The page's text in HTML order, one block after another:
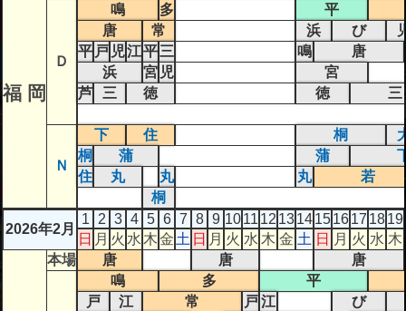
福 岡
Ｄ
鳴 多
平
唐
常 浜 び
平 戸 児江平三 鳴
唐
浜
宮 児
宮
芦
三 徳 徳 三
Ｎ
下 住 桐
桐
蒲 蒲
住
丸 丸 丸
若
桐
2026年2月
1 2 3 4 5 6 7 8 9 1011 12 1314151617 1819
日 月 火 水 木金 土 日 月 火 水 木 金 土 日 月 火 水 木
本場 唐 唐 唐
鳴 多
平
戸
江 常 戸江
び